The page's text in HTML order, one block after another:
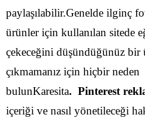
paylaşılabilir.Genelde ilginç
ürünler için kullanılan sitede
çekeceğini düşündüğünüz bir
çıkmamanız için hiçbir neden
bulunKaresita. Pinterest
içeriği ve nasıl yönetileceği